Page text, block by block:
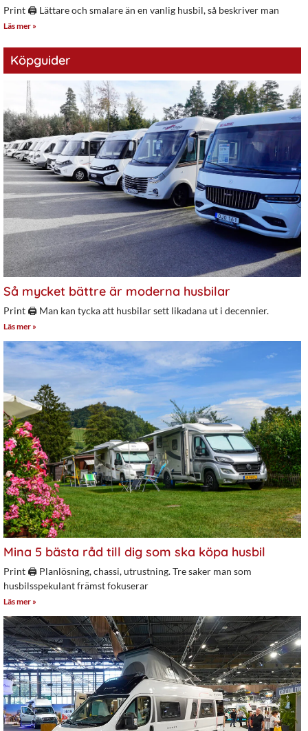
Print 🖨 Lättare och smalare än en vanlig husbil, så beskriver man
Läs mer »
Köpguider
Så mycket bättre är moderna husbilar
Print 🖨 Man kan tycka att husbilar sett likadana ut i decennier.
Läs mer »
Mina 5 bästa råd till dig som ska köpa husbil
Print 🖨 Planlösning, chassi, utrustning. Tre saker man som
husbilsspekulant främst fokuserar
Läs mer »